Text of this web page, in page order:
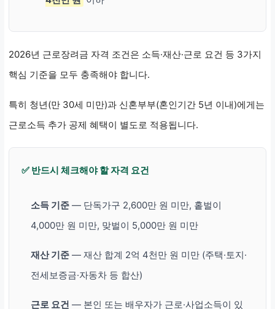
2026년 근로장려금 자격 조건은 소득·재산·근로 요건 등 3가지
핵심 기준을 모두 충족해야 합니다.
특히 청년(만 30세 미만)과 신혼부부(혼인기간 5년 이내)에게는
근로소득 추가 공제 혜택이 별도로 적용됩니다.
✅ 반드시 체크해야 할 자격 요건
소득 기준 — 단독가구 2,600만 원 미만, 홑벌이
4,000만 원 미만, 맞벌이 5,000만 원 미만
재산 기준 — 재산 합계 2억 4천만 원 미만 (주택·토지·
전세보증금·자동차 등 합산)
근로 요건 — 본인 또는 배우자가 근로·사업소득이 있